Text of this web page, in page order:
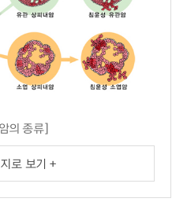
의 종류]
로 보기 +